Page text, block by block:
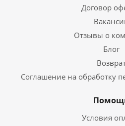
Договор
Отзывы о
Блог
Соглашение на обработку
Условия